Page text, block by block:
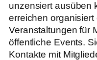
unzensiert ausüben
erreichen
Veranstaltungen für
öffentliche Events.
Kontakte mit